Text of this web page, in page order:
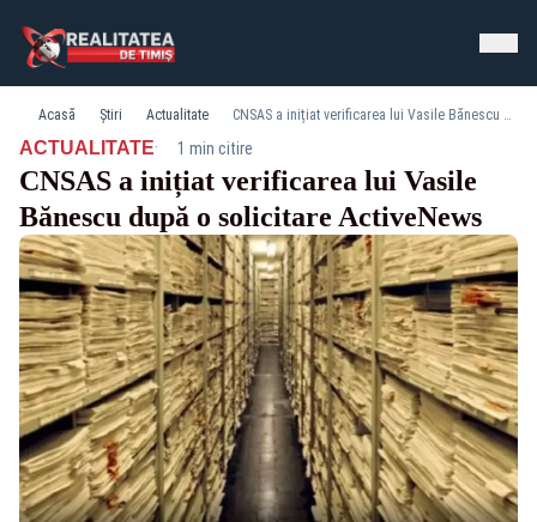
Acasă Știri Actualitate CNSAS a inițiat verificarea lui Vasile Bănescu după o solicitare ActiveNews
ACTUALITATE· 1 min citire
CNSAS a inițiat verificarea lui Vasile
Bănescu după o solicitare ActiveNews